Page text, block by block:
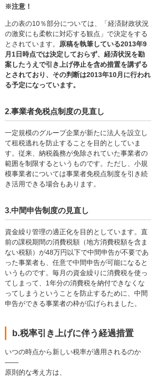
※注意！
上の表の10％部分については、「経済財政状況
の激変にも柔軟に対応する観点」で決定をする
とされています。 原稿を執筆している2013年9
月1日時点では決定しておらず、経済状況を勘
案したうえで引き上げ停止を含め措置を講ずる
とされており、その判断は2013年10月に行われ
る予定になっています。
2.事業者免税点制度の見直し
一定規模のグループ企業が新たに法人を設立し
て租税逃れを防止することを目的としていま
す。従来、納税義務が免除されていた事業者の
範囲を制限するというものです。ただし、小規
模事業者については事業者免税点制度を引き続
き活用できる場合もあります。
3.中間申告制度の見直し
資金繰り管理の適正化を目的としています。直
前の課税期間の消費税額（地方消費税額を含ま
ない税額）が48万円以下で中間申告が不要であ
った事業者も、任意で中間申告が可能になると
いうものです。毎月の資金繰りに消費税を使っ
てしまって、1年分の消費税を納付できなくな
ってしまうということを防止するために、中間
申告ができる事業者の枠が広げられました。
b.税率引き上げに伴う経過措置
いつの時点から新しい税率が適用されるのか
――
原則的な考え方は、